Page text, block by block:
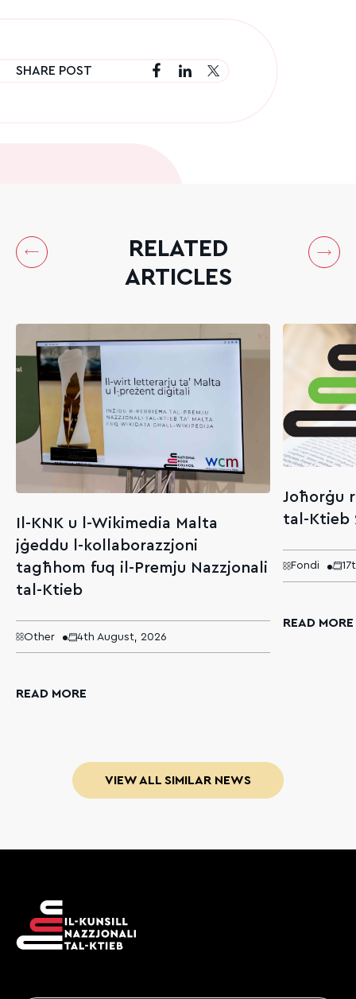
SHARE POST
RELATED
ARTICLES
Il-KNK u l-Wikimedia Malta
jġeddu l-kollaborazzjoni
tagħhom fuq il-Premju Nazzjonali
tal-Ktieb
Other 4th August, 2026
READ MORE
Joħorġu
tal-Ktieb
Fondi
READ MORE
VIEW ALL SIMILAR NEWS